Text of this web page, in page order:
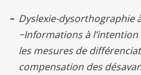
Dyslexie-dysorthographie
−Informations à
les mesures de
compensation des